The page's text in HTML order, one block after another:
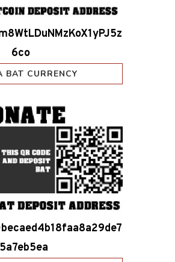
6co
BAT CURRENCY